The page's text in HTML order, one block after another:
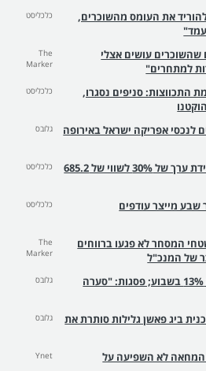
את העומס מהשוכרים,
כלכליסט
שהשוכרים עושים אצלי
למתחרים"
The
Marker
התכווצות: סניפים נסגרו,
כלכליסט
לנכסי אפריקה ישראל באירופה גלובס
קניון אפימול רשם ירידת ערך של 30% לשווי של 685.2
כלכליסט
שבע מייצר עודפים כלכליסט
המסחר לא פגעו ברווחים
של המנכ"ל
The
Marker
מניית רמי לוי איבדה 13% בשבוע; פסגות: "סערה
גלובס
ביג פאשן גלילות סותרת את
גלובס
פארם ב-2015: המחאה לא השפיעה על
Ynet